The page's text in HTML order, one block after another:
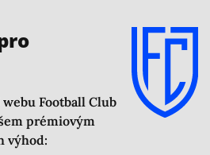
Football Club
prémiovým
výhod: